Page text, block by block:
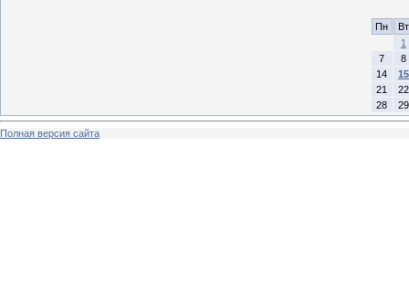
Пн
Вт
1
7
8
14
15
21
22
28
29
Полная версия сайта